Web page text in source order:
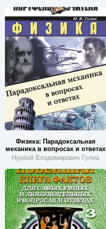
Физика: Парадоксальная
механика в вопросах и ответах
Нурбей Владимирович Гулиа